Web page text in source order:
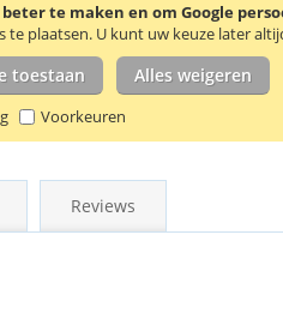
te maken en om Google
te plaatsen. U kunt uw keuze later
toestaan Alles weigeren
Voorkeuren
Reviews